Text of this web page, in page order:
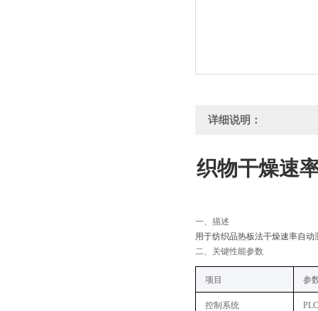
详细说明：
织物干燥速
一、 描述
用于纺织品热板法干燥速率自动
二、关键性能参数
‌项目‌ 参
控制系统‌ PLC